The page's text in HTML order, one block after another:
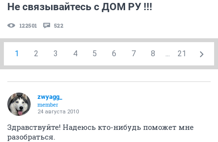
Не связывайтесь с ДОМ РУ !!!
122501 522
1 2 3 4 5 6 7 8 ... 21
zwyagg_
member
24 августа 2010
Здравствуйте! Надеюсь кто-нибудь поможет мне
разобраться.